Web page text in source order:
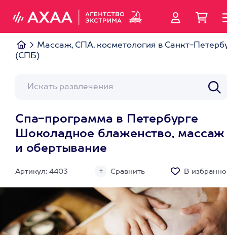
Массаж, СПА, косметология в Санкт-
(СПБ)
Спа-программа в Петербурге
Шоколадное блаженство, массаж
и обертывание
Артикул: 4403 Сравнить В